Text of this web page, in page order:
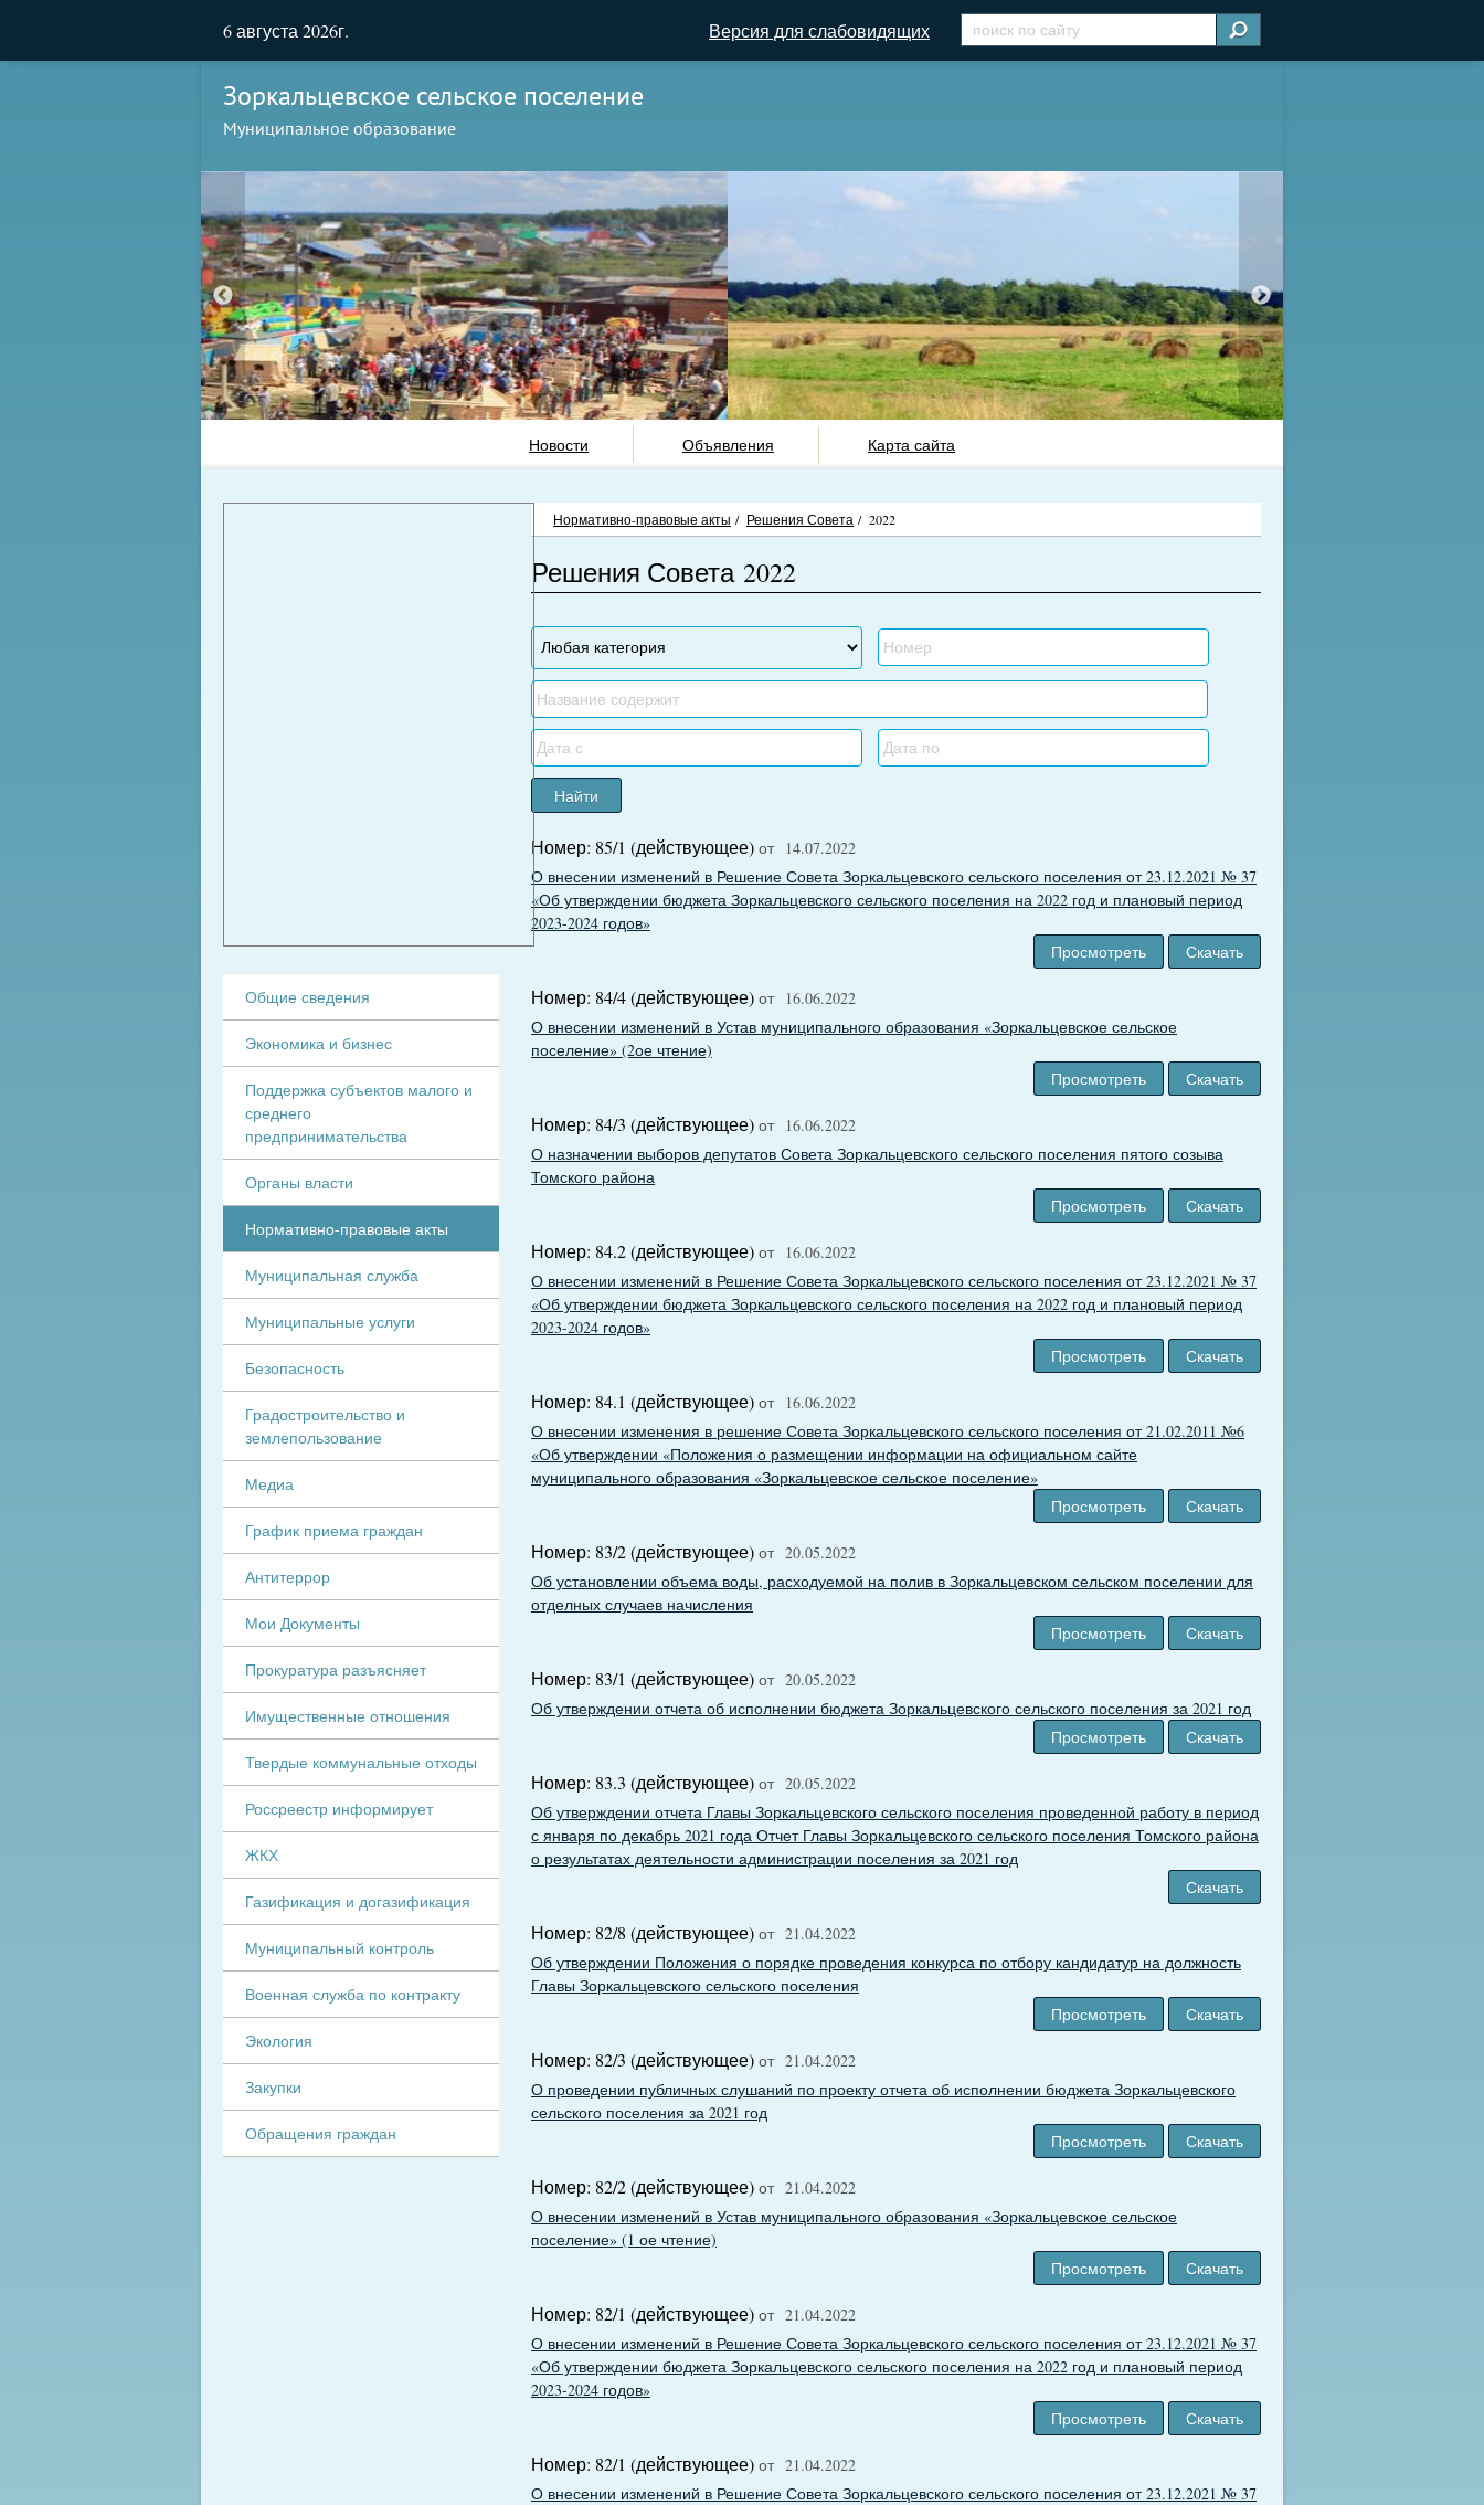
6 августа 2026г. Версия для слабовидящих
Зоркальцевское сельское поселение
Муниципальное образование
Новости Объявления Карта сайта
Нормативно-правовые акты / Решения Совета / 2022
Решения Совета 2022
Найти
Номер: 85/1 (действующее) от 14.07.2022
О внесении изменений в Решение Совета Зоркальцевского сельского поселения от 23.12.2021 № 37
«Об утверждении бюджета Зоркальцевского сельского поселения на 2022 год и плановый период
2023-2024 годов»
Просмотреть
Скачать
Номер: 84/4 (действующее) от 16.06.2022
О внесении изменений в Устав муниципального образования «Зоркальцевское сельское
поселение» (2ое чтение)
Просмотреть
Скачать
Номер: 84/3 (действующее) от 16.06.2022
О назначении выборов депутатов Совета Зоркальцевского сельского поселения пятого созыва
Томского района
Просмотреть
Скачать
Номер: 84.2 (действующее) от 16.06.2022
О внесении изменений в Решение Совета Зоркальцевского сельского поселения от 23.12.2021 № 37
«Об утверждении бюджета Зоркальцевского сельского поселения на 2022 год и плановый период
2023-2024 годов»
Просмотреть
Скачать
Номер: 84.1 (действующее) от 16.06.2022
О внесении изменения в решение Совета Зоркальцевского сельского поселения от 21.02.2011 №6
«Об утверждении «Положения о размещении информации на официальном сайте
муниципального образования «Зоркальцевское сельское поселение»
Просмотреть
Скачать
Номер: 83/2 (действующее) от 20.05.2022
Об установлении объема воды, расходуемой на полив в Зоркальцевском сельском поселении для
отделных случаев начисления
Просмотреть
Скачать
Номер: 83/1 (действующее) от 20.05.2022
Об утверждении отчета об исполнении бюджета Зоркальцевского сельского поселения за 2021 год
Просмотреть
Скачать
Номер: 83.3 (действующее) от 20.05.2022
Об утверждении отчета Главы Зоркальцевского сельского поселения проведенной работу в период
с января по декабрь 2021 года Отчет Главы Зоркальцевского сельского поселения Томского района
о результатах деятельности администрации поселения за 2021 год
Скачать
Номер: 82/8 (действующее) от 21.04.2022
Об утверждении Положения о порядке проведения конкурса по отбору кандидатур на должность
Главы Зоркальцевского сельского поселения
Просмотреть
Скачать
Номер: 82/3 (действующее) от 21.04.2022
О проведении публичных слушаний по проекту отчета об исполнении бюджета Зоркальцевского
сельского поселения за 2021 год
Просмотреть
Скачать
Номер: 82/2 (действующее) от 21.04.2022
О внесении изменений в Устав муниципального образования «Зоркальцевское сельское
поселение» (1 ое чтение)
Просмотреть
Скачать
Номер: 82/1 (действующее) от 21.04.2022
О внесении изменений в Решение Совета Зоркальцевского сельского поселения от 23.12.2021 № 37
«Об утверждении бюджета Зоркальцевского сельского поселения на 2022 год и плановый период
2023-2024 годов»
Просмотреть
Скачать
Номер: 82/1 (действующее) от 21.04.2022
О внесении изменений в Решение Совета Зоркальцевского сельского поселения от 23.12.2021 № 37
Общие сведения
Экономика и бизнес
Поддержка субъектов малого и
среднего
предпринимательства
Органы власти
Нормативно-правовые акты
Муниципальная служба
Муниципальные услуги
Безопасность
Градостроительство и
землепользование
Медиа
График приема граждан
Антитеррор
Мои Документы
Прокуратура разъясняет
Имущественные отношения
Твердые коммунальные отходы
Россреестр информирует
ЖКХ
Газификация и догазификация
Муниципальный контроль
Военная служба по контракту
Экология
Закупки
Обращения граждан